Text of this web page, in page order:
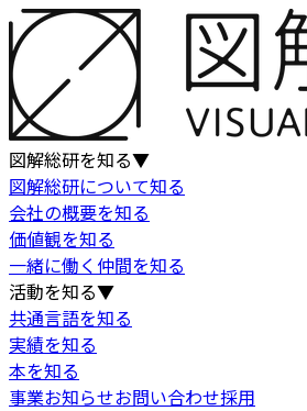
図解総研を知る▼
図解総研について知る
会社の概要を知る
価値観を知る
一緒に働く仲間を知る
活動を知る▼
共通言語を知る
実績を知る
本を知る
事業お知らせお問い合わせ採用